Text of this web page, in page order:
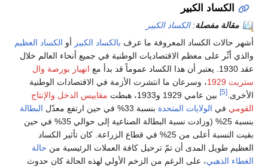
الكساد الكبير
مقالة مفصلة:الكساد الكبير
أشهر حالات الكساد المعروفة ما عرف بالكساد الكبير أو الكساد العظيم
والذي أثّر على معظم الاقتصاديات الوطنية في جميع أنحاء العالم خلال
عقد 1930. يعتبر أن هذا الكساد عموماً قد بدأ مع
انهيار بورصة وال
ستريت 1929
، وسرعان ما انتشرت الأزمة في الاقتصادات الوطنية
الأخرى.[5] بين عامي 1929 و1933، هبطت
مقاييس الدخل والإنتاج
القومي في الولايات المتحدة بنسبة 33% في حين ارتفع معدّل
البطالة
بنسبة 25% (وزادت نسبة البطالة الصناعية إلى حوالي 35% في حين
بقيت النسبة أعلى من 25% في قطاع الزراعة. كان تأثير الكساد
العظيم طويل المدى أن تمّ ترحيل كافة العملات الرئيسية من حالة
الغطاء الذهبي، على الرغم من الزخم الأولي لهذه الحالة كان حدوث